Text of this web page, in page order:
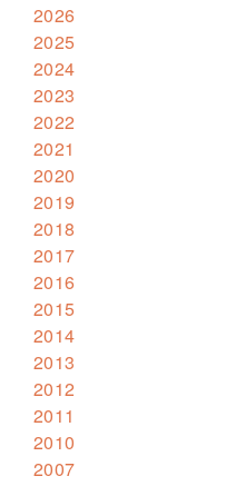
2026
2025
2024
2023
2022
2021
2020
2019
2018
2017
2016
2015
2014
2013
2012
2011
2010
2007